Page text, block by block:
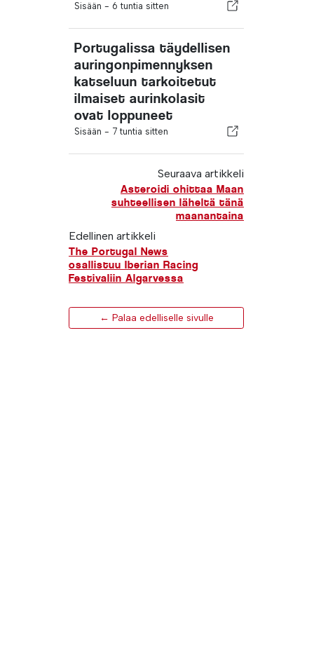
Sisään - 6 tuntia sitten
Portugalissa täydellisen
auringonpimennyksen
katseluun tarkoitetut
ilmaiset aurinkolasit
ovat loppuneet
Sisään - 7 tuntia sitten
Seuraava artikkeli
Asteroidi ohittaa Maan
suhteellisen läheltä tänä
maanantaina
Edellinen artikkeli
The Portugal News
osallistuu Iberian Racing
Festivaliin Algarvessa
← Palaa edelliselle sivulle